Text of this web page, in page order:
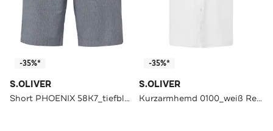
-35%*
S.OLIVER
Short PHOENIX 58K7_tiefblau Tapered
-35%*
S.OLIVER
Kurzarmhemd 0100_weiß Regular Fit